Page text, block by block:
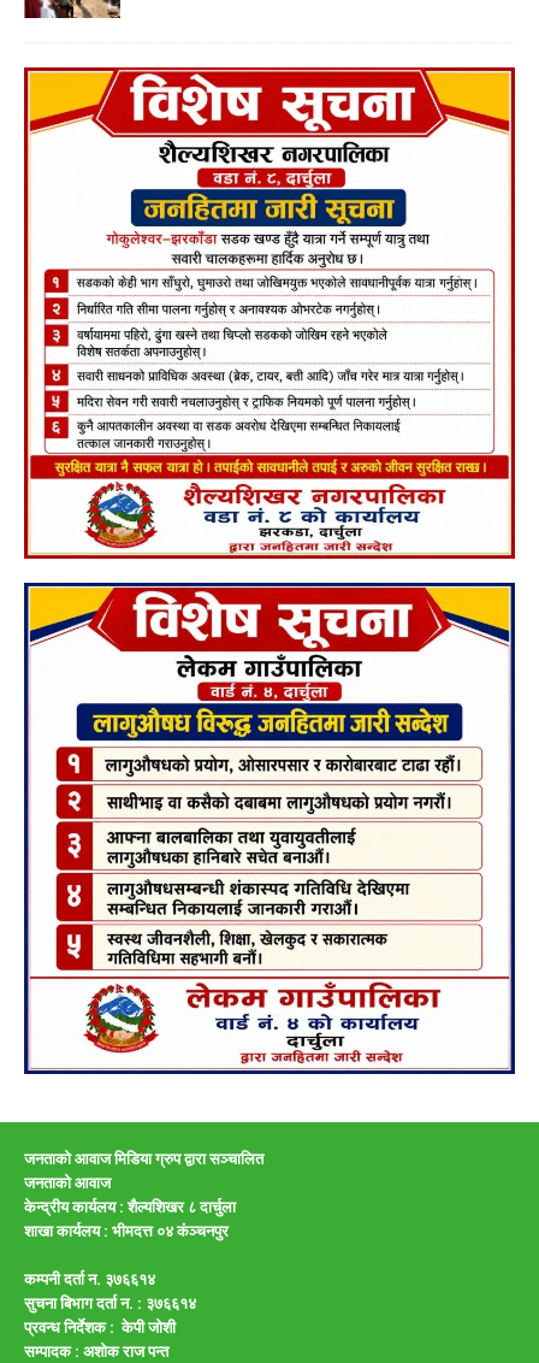
जनताको आवाज मिडिया ग्रुप द्वारा सञ्चालित
जनताको आवाज
केन्द्रीय कार्यलय : शैल्यशिखर ८ दार्चुला
शाखा कार्यलय : भीमदत्त ०४ कंञ्चनपुर
कम्पनी दर्ता न. ३७६६१४
सुचना बिभाग दर्ता न. : ३७६६१४
प्रवन्ध निर्देशक : केपी जाेशी
सम्पादक : अशाेक राज पन्त